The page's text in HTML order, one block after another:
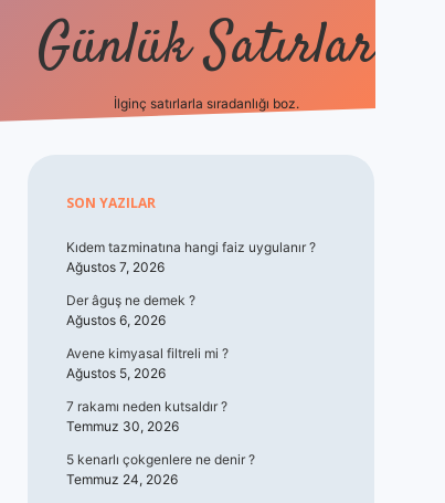
Günlük Satırlar
İlginç satırlarla sıradanlığı boz.
Sidebar
SON YAZILAR
Kıdem tazminatına hangi faiz uygulanır ?
Ağustos 7, 2026
Der âguş ne demek ?
Ağustos 6, 2026
Avene kimyasal filtreli mi ?
Ağustos 5, 2026
7 rakamı neden kutsaldır ?
Temmuz 30, 2026
5 kenarlı çokgenlere ne denir ?
Temmuz 24, 2026